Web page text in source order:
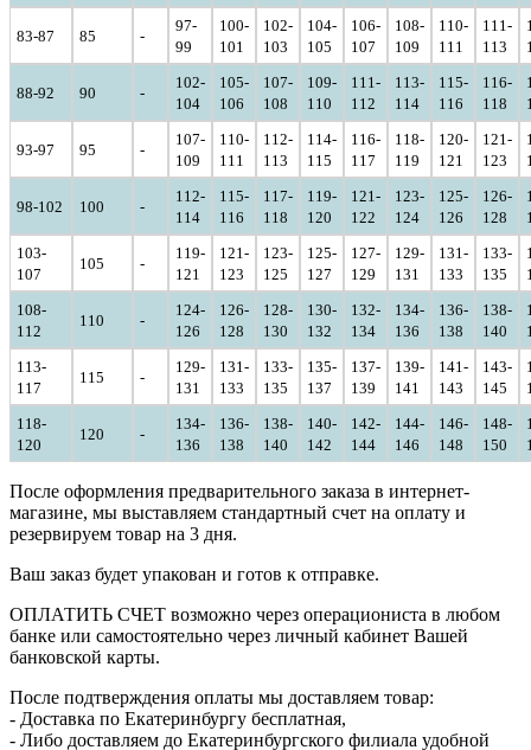
83-87 85 -
97-
99
100-
101
102-
103
104-
105
106-
107
108-
109
110-
111
111-
113
88-92 90 -
102-
104
105-
106
107-
108
109-
110
111-
112
113-
114
115-
116
116-
118
93-97 95 -
107-
109
110-
111
112-
113
114-
115
116-
117
118-
119
120-
121
121-
123
98-102 100 -
112-
114
115-
116
117-
118
119-
120
121-
122
123-
124
125-
126
126-
128
103-
107
105 -
119-
121
121-
123
123-
125
125-
127
127-
129
129-
131
131-
133
133-
135
108-
112
110 -
124-
126
126-
128
128-
130
130-
132
132-
134
134-
136
136-
138
138-
140
113-
117
115 -
129-
131
131-
133
133-
135
135-
137
137-
139
139-
141
141-
143
143-
145
118-
120
120 -
134-
136
136-
138
138-
140
140-
142
142-
144
144-
146
146-
148
148-
150
После оформления предварительного заказа в интернет-
магазине, мы выставляем стандартный счет на оплату и
резервируем товар на 3 дня.
Ваш заказ будет упакован и готов к отправке.
ОПЛАТИТЬ СЧЕТ возможно через операциониста в любом
банке или самостоятельно через личный кабинет Вашей
банковской карты.
После подтверждения оплаты мы доставляем товар:
- Доставка по Екатеринбургу бесплатная,
- Либо доставляем до Екатеринбургского филиала удобной